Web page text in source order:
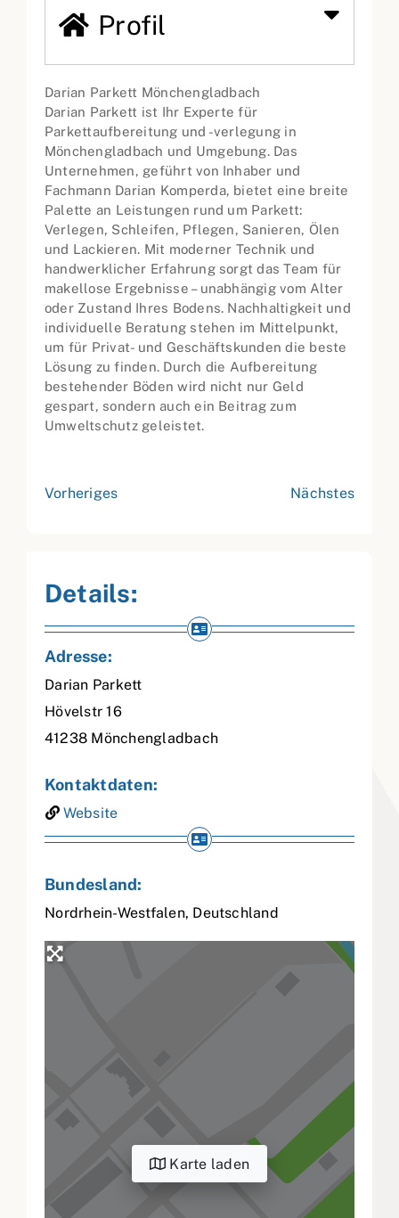
Profil
Darian Parkett Mönchengladbach
Darian Parkett ist Ihr Experte für
Parkettaufbereitung und -verlegung in
Mönchengladbach und Umgebung. Das
Unternehmen, geführt von Inhaber und
Fachmann Darian Komperda, bietet eine breite
Palette an Leistungen rund um Parkett:
Verlegen, Schleifen, Pflegen, Sanieren, Ölen
und Lackieren. Mit moderner Technik und
handwerklicher Erfahrung sorgt das Team für
makellose Ergebnisse – unabhängig vom Alter
oder Zustand Ihres Bodens. Nachhaltigkeit und
individuelle Beratung stehen im Mittelpunkt,
um für Privat- und Geschäftskunden die beste
Lösung zu finden. Durch die Aufbereitung
bestehender Böden wird nicht nur Geld
gespart, sondern auch ein Beitrag zum
Umweltschutz geleistet.
Vorheriges Nächstes
Details:
Adresse:
Darian Parkett
Hövelstr 16
41238 Mönchengladbach
Kontaktdaten:
Website
Bundesland:
Nordrhein-Westfalen, Deutschland
Karte laden